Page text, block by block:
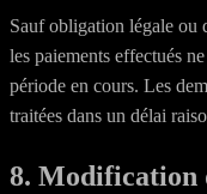
Sauf obligation légale ou
les paiements effectués
période en cours. Les
traitées dans un délai
8. Modification